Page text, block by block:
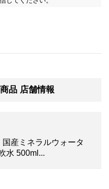
品 店舗情報
国産ミネラルウォータ
水 500ml...